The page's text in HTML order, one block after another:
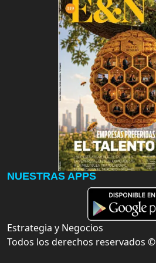
NUESTRAS APPS
Estrategia y Negocios
Todos los derechos reservados ©